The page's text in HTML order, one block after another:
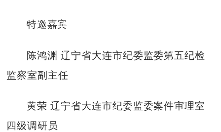
特邀嘉宾
陈鸿渊 辽宁省大连市纪委监委第五纪检
监察室副主任
黄荣 辽宁省大连市纪委监委案件审理室
四级调研员